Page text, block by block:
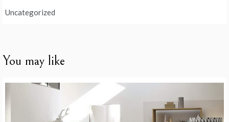
Uncategorized
You may like